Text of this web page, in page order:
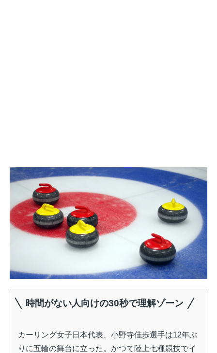
時間がない人向けの30秒で理解ゾーン
カーリング女子日本代表、小野寺佳歩選手は12年ぶ
りに五輪の舞台に立った 。かつて陸上七種競技でイ